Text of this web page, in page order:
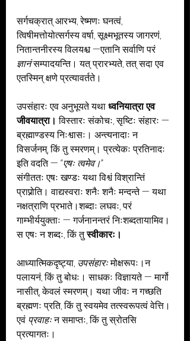
सर्गचक्रात् आरभ्य, रेष्मणः घनत्वं,
त्विषीमत्तोयोत्सर्गस्य वर्षा, सूक्ष्मभूतस्य जागरणं,
नितान्तनीरस्य विलयश्च —एतानि सर्वाणि परं
ज्ञानं सम्पादयन्ति। यत् प्रारभ्यते, तत् सदा एव
एतस्मिन् क्षणे प्रत्यावर्तते।
उपसंहारः एव अनुभूयते यथा ध्वनियात्रा एव
जीवयात्रा। विस्तारः संकोचः, सृष्टिः संहारः —
ब्रह्माण्डस्य निःश्वासः। अन्त्यनादाः न
विसर्जनम्, किं तु स्मरणम्। प्रत्येकः प्रतिनादः
इति वदति — “एषः त्वमेव।”
संगीततः एषः खण्डः यथा विश्वं विश्रान्तिं
प्राप्नोति। वाद्यस्वराः शनैः शनैः मन्दन्ते — यथा
नक्षत्राणि प्रभाते।शब्दाः लघवः, परं
गाम्भीर्ययुक्ताः — गर्जनानन्तरं निःशब्दतायामिव।
स एषः न शब्दः, किं तु स्वीकारः।
आध्यात्मिकदृष्ट्या, उपसंहारः मोक्षरूपः।न
पलायनं, किं तु बोधः। साधकः विज्ञायते — मार्गो
नासीत्, केवलं स्मरणम्। यथा जीवः न गच्छति
ब्रह्मणः प्रति, किं तु स्वयमेव तत्स्वरूपत्वं वेत्ति।
एवं प्रवाहः न समाप्तः, किं तु स्रोतसि
प्रत्यागतः।